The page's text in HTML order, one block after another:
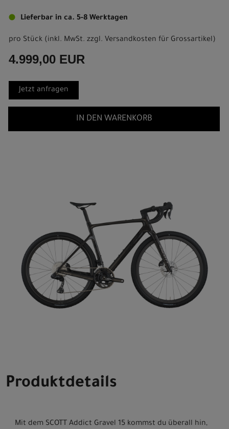
Lieferbar in ca. 5-8 Werktagen
pro Stück (inkl. MwSt. zzgl. Versandkosten für Grossartikel)
4.999,00 EUR
Jetzt anfragen
IN DEN WARENKORB
Produktdetails
Mit dem SCOTT Addict Gravel 15 kommst du überall hin,